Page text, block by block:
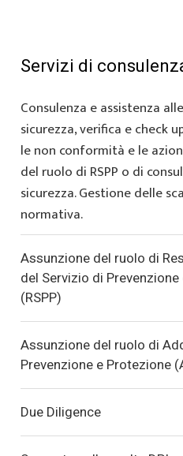
Servizi di
Consulenza e assistenza
sicurezza, verifica e check
le non conformità e le
del ruolo di RSPP o di
sicurezza. Gestione delle
normativa.
Assunzione del ruolo di
del Servizio di
(RSPP)
Assunzione del ruolo di
Prevenzione e Protezione
Due Diligence